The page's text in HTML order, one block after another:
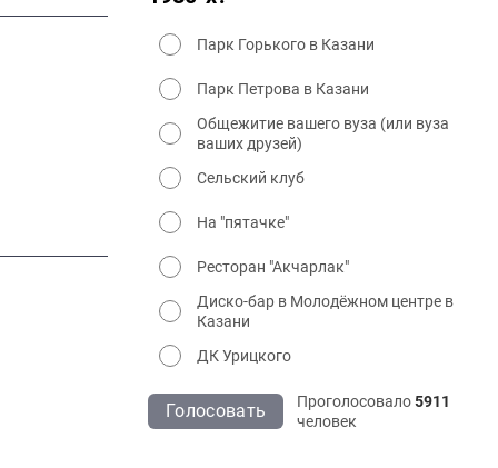
Парк Горького в Казани
Парк Петрова в Казани
Общежитие вашего вуза (или вуза
ваших друзей)
Сельский клуб
На "пятачке"
Ресторан "Акчарлак"
Диско-бар в Молодёжном центре в
Казани
ДК Урицкого
Голосовать Проголосовало5911
человек